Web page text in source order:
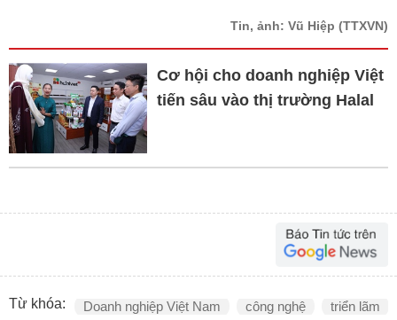
Tin, ảnh: Vũ Hiệp (TTXVN)
Cơ hội cho doanh nghiệp Việt
tiến sâu vào thị trường Halal
Từ khóa: Doanh nghiệp Việt Nam công nghệ triển lãm